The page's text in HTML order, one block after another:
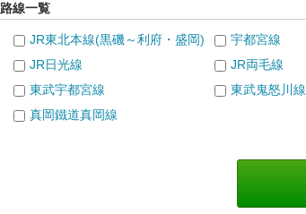
路線一覧
JR東北本線(黒磯～利府・盛岡) 宇都宮線
JR日光線
JR両毛線
東武宇都宮線
東武鬼怒川線
真岡鐵道真岡線